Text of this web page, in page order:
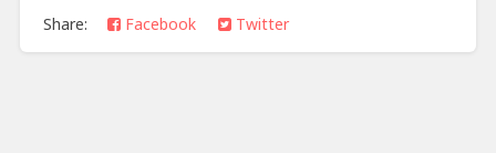
Share:
Facebook Twitter